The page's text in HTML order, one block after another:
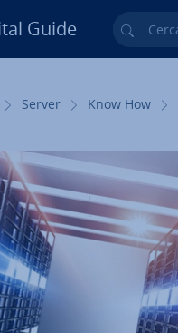
Guide Cerca
Server Know How